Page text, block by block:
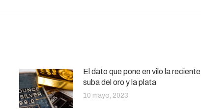
El dato que pone en vilo la reciente
suba del oro y la plata
10 mayo, 2023